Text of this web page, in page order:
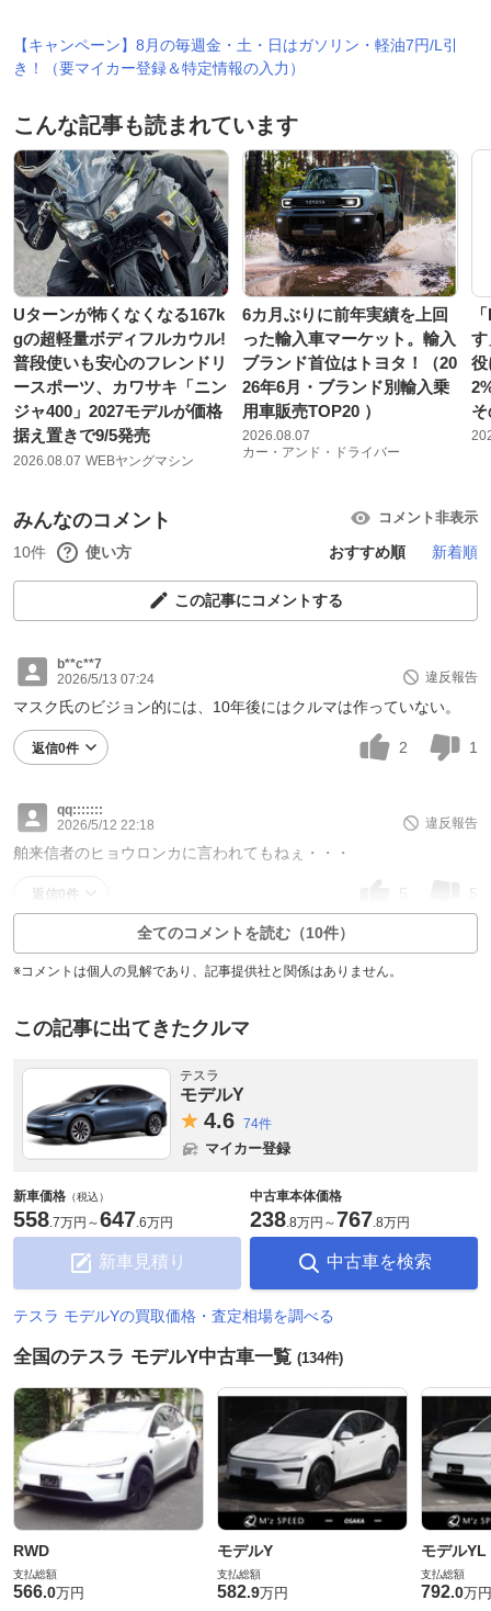
【キャンペーン】8月の毎週金・土・日はガソリン・軽油7円/L引
き！（要マイカー登録＆特定情報の入力）
こんな記事も読まれています
Uターンが怖くなくなる167k
gの超軽量ボディフルカウル!
普段使いも安心のフレンドリ
ースポーツ、カワサキ「ニン
ジャ400」2027モデルが価格
据え置きで9/5発売
2026.08.07 WEBヤングマシン
6カ月ぶりに前年実績を上回
った輸入車マーケット。輸入
ブランド首位はトヨタ！（20
26年6月・ブランド別輸入乗
用車販売TOP20 ）
2026.08.07
カー・アンド・ドライバー
す
役
みんなのコメント コメント非表示
10件 使い方 おすすめ順 新着順
この記事にコメントする
b**c**7
2026/5/13 07:24
違反報告
マスク氏のビジョン的には、10年後にはクルマは作っていない。
返信0件 2 1
qq:::::::
2026/5/12 22:18
違反報告
舶来信者のヒョウロンカに言われてもねぇ・・・
返信0件 5 5
全てのコメントを読む（10件）
※コメントは個人の見解であり、記事提供社と関係はありません。
この記事に出てきたクルマ
テスラ
モデルY
4.6 74件
マイカー登録
新車価格 （税込）
558.7万円 ～647.6万円
新車見積り
中古車本体価格
238.8万円 ～767.8万円
中古車を検索
テスラ モデルYの買取価格・査定相場を調べる
全国のテスラ モデルY中古車一覧 (134件)
RWD
支払総額
566.0万円
モデルY
支払総額
582.9万円
モデルYL
支払総額
792.0万円